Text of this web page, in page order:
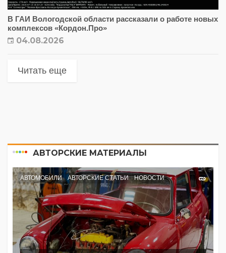
В ГАИ Вологодской области рассказали о работе новых
комплексов «Кордон.Про»
04.08.2026
Читать еще
АВТОРСКИЕ МАТЕРИАЛЫ
АВТОМОБИЛИ АВТОРСКИЕ СТАТЬИ НОВОСТИ